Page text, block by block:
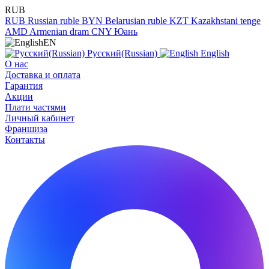
RUB
RUB Russian ruble BYN Belarusian ruble KZT Kazakhstani tenge
AMD Armenian dram CNY Юань
EN
Русский(Russian)
English
О нас
Доставка и оплата
Гарантия
Акции
Плати частями
Личный кабинет
Франшиза
Контакты